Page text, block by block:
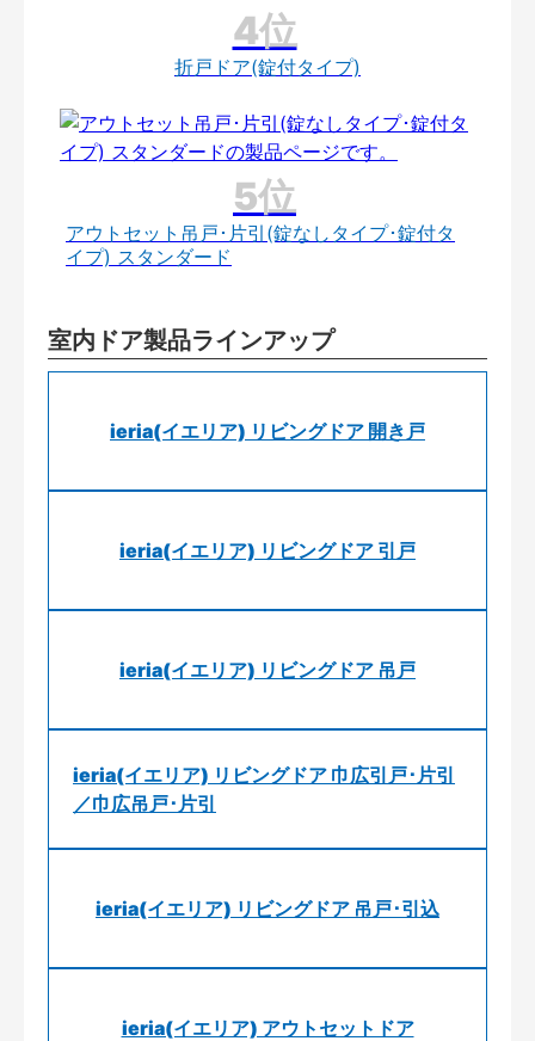
折戸ドア(錠付タイプ)
アウトセット吊戸･片引(錠なしタイプ･錠付タ
イプ) スタンダード
室内ドア製品ラインアップ
ieria(イエリア) リビングドア 開き戸
ieria(イエリア) リビングドア 引戸
ieria(イエリア) リビングドア 吊戸
ieria(イエリア) リビングドア 巾広引戸･片引
／巾広吊戸･片引
ieria(イエリア) リビングドア 吊戸･引込
ieria(イエリア) アウトセットドア